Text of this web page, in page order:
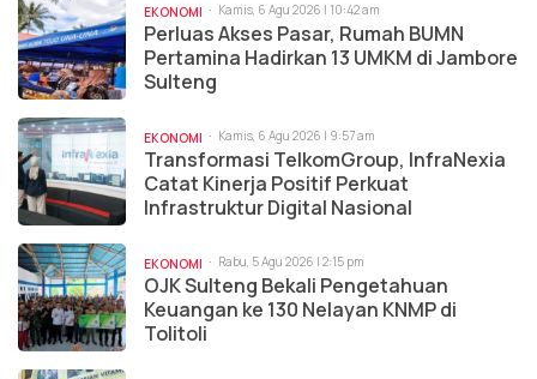
EKONOMI Kamis, 6 Agu 2026 | 10:42 am
Perluas Akses Pasar, Rumah BUMN
Pertamina Hadirkan 13 UMKM di Jambore
Sulteng
EKONOMI Kamis, 6 Agu 2026 | 9:57 am
Transformasi TelkomGroup, InfraNexia
Catat Kinerja Positif Perkuat
Infrastruktur Digital Nasional
EKONOMI Rabu, 5 Agu 2026 | 2:15 pm
OJK Sulteng Bekali Pengetahuan
Keuangan ke 130 Nelayan KNMP di
Tolitoli